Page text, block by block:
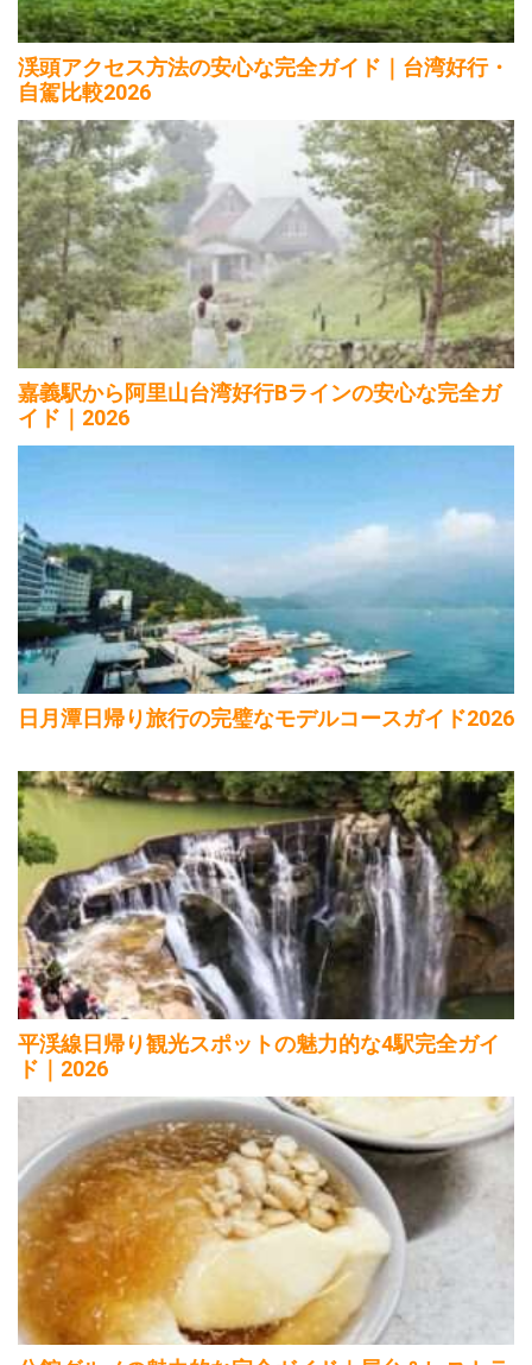
渓頭アクセス方法の安心な完全ガイド｜台湾好行・
自駕比較2026
嘉義駅から阿里山台湾好行Bラインの安心な完全ガ
イド｜2026
日月潭日帰り旅行の完璧なモデルコースガイド2026
平渓線日帰り観光スポットの魅力的な4駅完全ガイ
ド｜2026